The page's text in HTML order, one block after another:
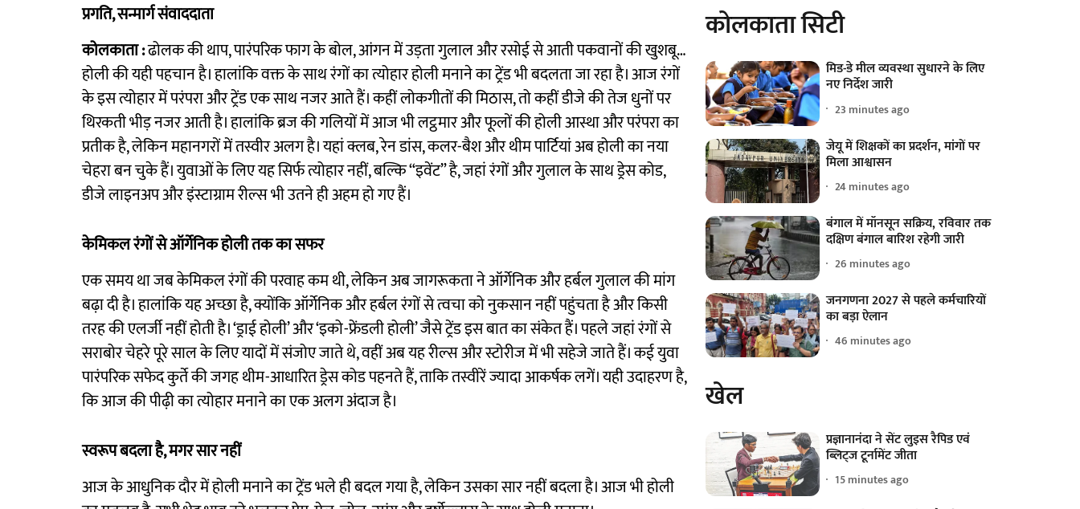
प्रगति, सन्मार्ग संवाददाता
कोलकाता :ढोलक की थाप, पारंपरिक फाग के बोल, आंगन में उड़ता गुलाल और रसोई से आती पकवानों की खुशबू…
होली की यही पहचान है। हालांकि वक्त के साथ रंगों का त्योहार होली मनाने का ट्रेंड भी बदलता जा रहा है। आज रंगों
के इस त्योहार में परंपरा और ट्रेंड एक साथ नजर आते हैं। कहीं लोकगीतों की मिठास, तो कहीं डीजे की तेज धुनों पर
थिरकती भीड़ नजर आती है। हालांकि ब्रज की गलियों में आज भी लट्ठमार और फूलों की होली आस्था और परंपरा का
प्रतीक है, लेकिन महानगरों में तस्वीर अलग है। यहां क्लब, रेन डांस, कलर-बैश और थीम पार्टियां अब होली का नया
चेहरा बन चुके हैं। युवाओं के लिए यह सिर्फ त्योहार नहीं, बल्कि “इवेंट” है, जहां रंगों और गुलाल के साथ ड्रेस कोड,
डीजे लाइनअप और इंस्टाग्राम रील्स भी उतने ही अहम हो गए हैं।
केमिकल रंगों से ऑर्गेनिक होली तक का सफर
एक समय था जब केमिकल रंगों की परवाह कम थी, लेकिन अब जागरूकता ने ऑर्गेनिक और हर्बल गुलाल की मांग
बढ़ा दी है। हालांकि यह अच्छा है, क्योंकि ऑर्गेनिक और हर्बल रंगों से त्वचा को नुकसान नहीं पहुंचता है और किसी
तरह की एलर्जी नहीं होती है। ‘ड्राई होली’ और ‘इको-फ्रेंडली होली’ जैसे ट्रेंड इस बात का संकेत हैं। पहले जहां रंगों से
सराबोर चेहरे पूरे साल के लिए यादों में संजोए जाते थे, वहीं अब यह रील्स और स्टोरीज में भी सहेजे जाते हैं। कई युवा
पारंपरिक सफेद कुर्ते की जगह थीम-आधारित ड्रेस कोड पहनते हैं, ताकि तस्वीरें ज्यादा आकर्षक लगें। यही उदाहरण है,
कि आज की पीढ़ी का त्योहार मनाने का एक अलग अंदाज है।
स्वरूप बदला है, मगर सार नहीं
आज के आधुनिक दौर में होली मनाने का ट्रेंड भले ही बदल गया है, लेकिन उसका सार नहीं बदला है। आज भी होली
कोलकाता सिटी
मिड-डे मील व्यवस्था सुधारने के लिए
नए निर्देश जारी
23 minutes ago
जेयू में शिक्षकों का प्रदर्शन, मांगों पर
मिला आश्वासन
24 minutes ago
बंगाल में मॉनसून सक्रिय, रविवार तक
दक्षिण बंगाल बारिश रहेगी जारी
26 minutes ago
जनगणना 2027 से पहले कर्मचारियों
का बड़ा ऐलान
46 minutes ago
खेल
प्रज्ञानानंदा ने सेंट लुइस रैपिड एवं
ब्लिट्ज टूर्नामेंट जीता
15 minutes ago